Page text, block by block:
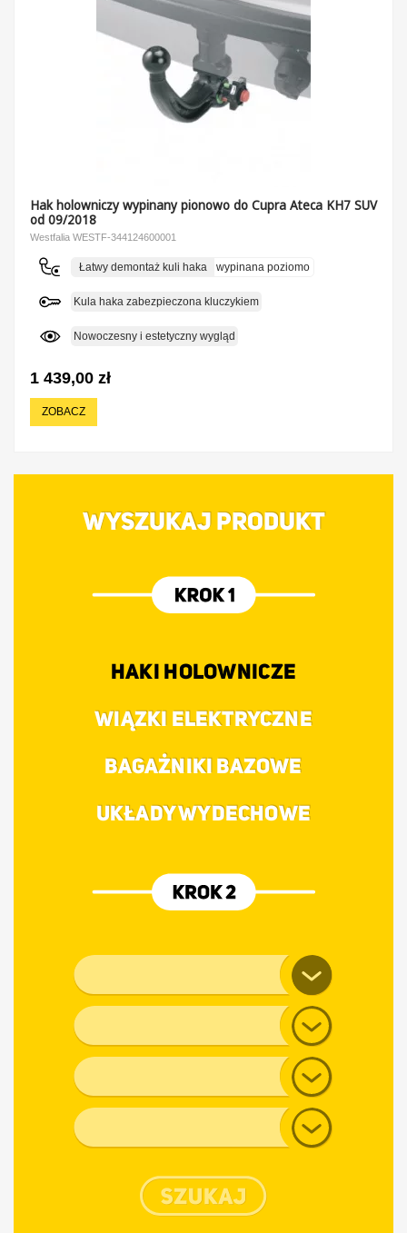
Hak holowniczy wypinany pionowo do Cupra Ateca KH7 SUV
od 09/2018
Westfalia WESTF-344124600001
Łatwy demontaż kuli haka wypinana poziomo
Kula haka zabezpieczona kluczykiem
Nowoczesny i estetyczny wygląd
1 439,00 zł
ZOBACZ
WYSZUKAJ PRODUKT
HAKI HOLOWNICZE
WIĄZKI ELEKTRYCZNE
BAGAŻNIKI BAZOWE
UKŁADY WYDECHOWE